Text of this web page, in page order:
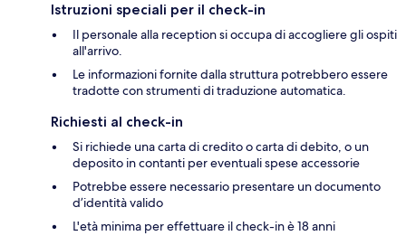
Istruzioni speciali per il check-in
Il personale alla reception si occupa di accogliere gli ospiti
all'arrivo.
Le informazioni fornite dalla struttura potrebbero essere
tradotte con strumenti di traduzione automatica.
Richiesti al check-in
Si richiede una carta di credito o carta di debito, o un
deposito in contanti per eventuali spese accessorie
Potrebbe essere necessario presentare un documento
d’identità valido
L'età minima per effettuare il check-in è 18 anni